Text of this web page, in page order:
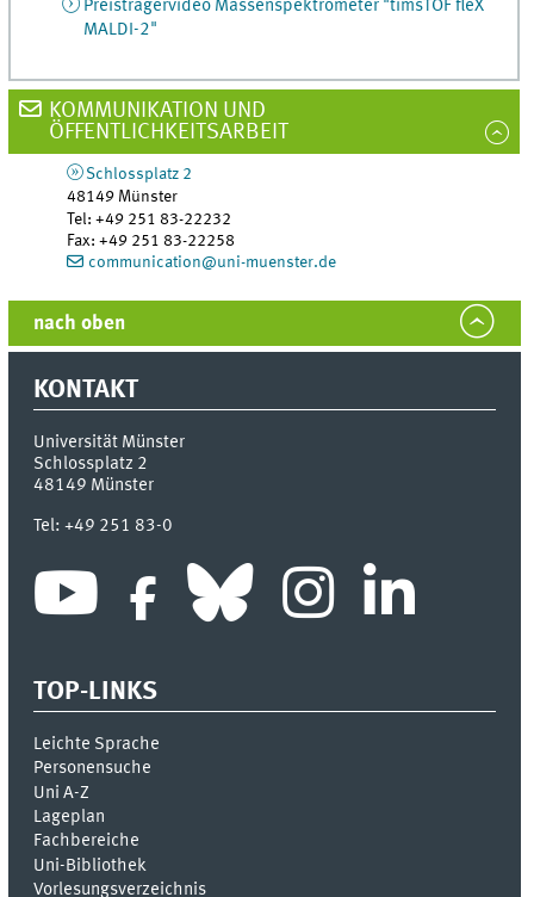
Preisträgervideo Massenspektrometer "timsTOF fleX
MALDI-2"
KOMMUNIKATION UND
ÖFFENTLICHKEITSARBEIT
Schlossplatz 2
48149 Münster
Tel:+49 251 83-22232
Fax:+49 251 83-22258
communication@uni-muenster.de
nach oben
KONTAKT
Universität Münster
Schlossplatz 2
48149 Münster
Tel:+49 251 83-0
TOP-LINKS
Leichte Sprache
Personensuche
Uni A-Z
Lageplan
Fachbereiche
Uni-Bi­bli­o­thek
Vor­le­sungs­ver­zeich­nis